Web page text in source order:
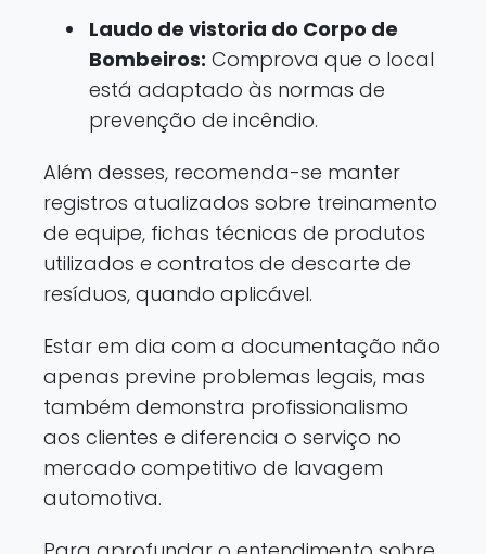
Laudo de vistoria do Corpo de
Bombeiros: Comprova que o local
está adaptado às normas de
prevenção de incêndio.
Além desses, recomenda-se manter
registros atualizados sobre treinamento
de equipe, fichas técnicas de produtos
utilizados e contratos de descarte de
resíduos, quando aplicável.
Estar em dia com a documentação não
apenas previne problemas legais, mas
também demonstra profissionalismo
aos clientes e diferencia o serviço no
mercado competitivo de lavagem
automotiva.